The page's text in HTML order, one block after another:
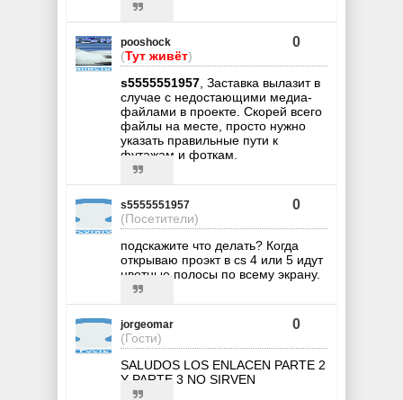
pooshock
(Тут живёт)
0
s5555551957 , Заставка вылазит в
случае с недостающими медиа-
файлами в проекте. Скорей всего
файлы на месте, просто нужно
указать правильные пути к
футажам и фоткам.
s5555551957
(Посетители)
0
подскажите что делать? Когда
открываю проэкт в cs 4 или 5 идут
цветные полосы по всему экрану.
jorgeomar
(Гости)
0
SALUDOS LOS ENLACEN PARTE 2
Y PARTE 3 NO SIRVEN